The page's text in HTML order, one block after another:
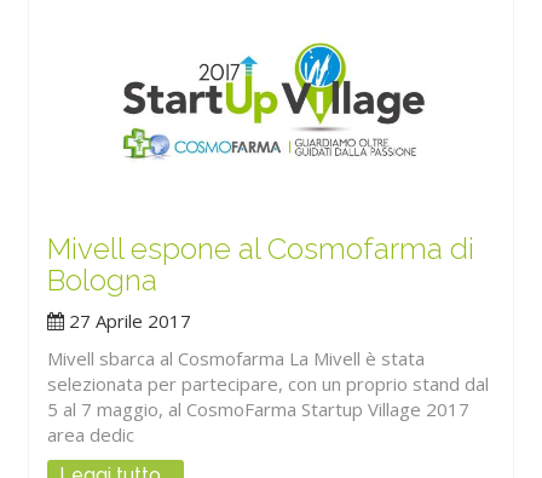
Mivell espone al Cosmofarma di
Bologna
27 Aprile 2017
Mivell sbarca al Cosmofarma La Mivell è stata
selezionata per partecipare, con un proprio stand dal
5 al 7 maggio, al CosmoFarma Startup Village 2017
area dedic